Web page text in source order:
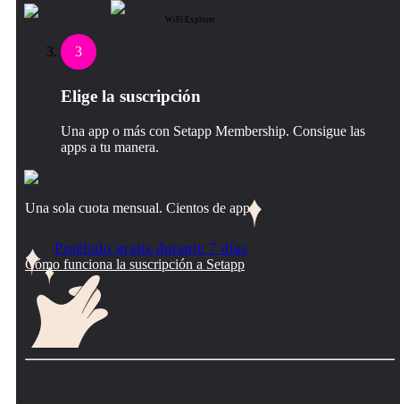
WiFi Explorer
3
Elige la suscripción
Una app o más con Setapp Membership. Consigue las
apps a tu manera.
Una sola cuota mensual. Cientos de apps.
Pruébalo gratis durante 7 días
Cómo funciona la suscripción a Setapp